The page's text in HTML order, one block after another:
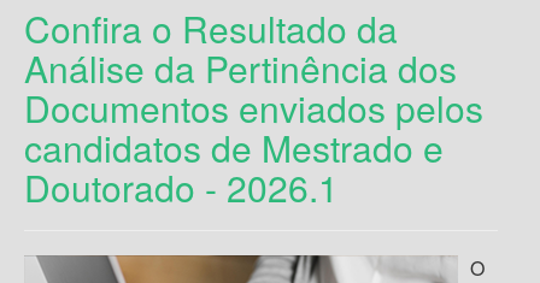
Confira o Resultado da
Análise da Pertinência dos
Documentos enviados pelos
candidatos de Mestrado e
Doutorado - 2026.1
O